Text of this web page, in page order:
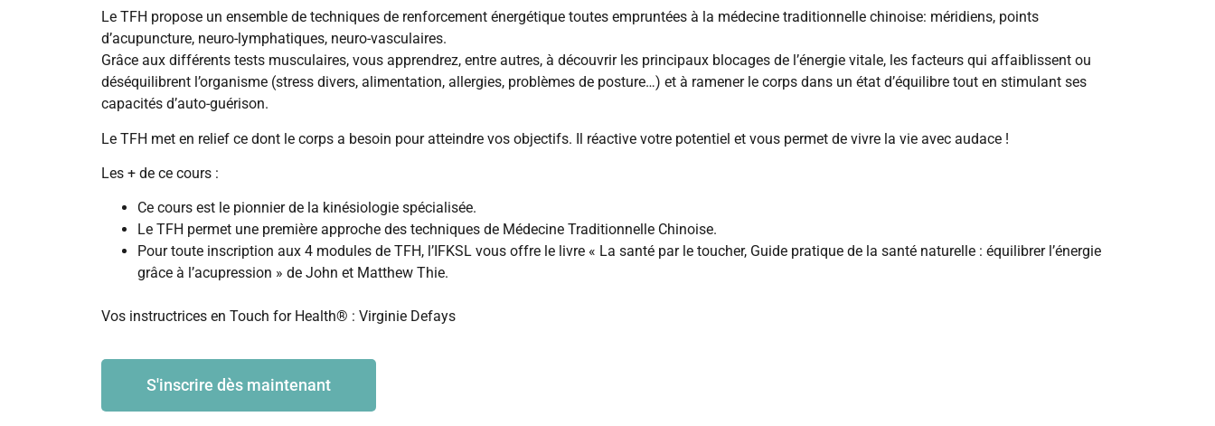
Le TFH propose un ensemble de techniques de renforcement énergétique toutes empruntées à la médecine traditionnelle chinoise: méridiens, points
d’acupuncture, neuro-lymphatiques, neuro-vasculaires.
Grâce aux différents tests musculaires, vous apprendrez, entre autres, à découvrir les principaux blocages de l’énergie vitale, les facteurs qui affaiblissent ou
déséquilibrent l’organisme (stress divers, alimentation, allergies, problèmes de posture…) et à ramener le corps dans un état d’équilibre tout en stimulant ses
capacités d’auto-guérison.
Le TFH met en relief ce dont le corps a besoin pour atteindre vos objectifs. Il réactive votre potentiel et vous permet de vivre la vie avec audace !
Les + de ce cours :
Ce cours est le pionnier de la kinésiologie spécialisée.
Le TFH permet une première approche des techniques de Médecine Traditionnelle Chinoise.
Pour toute inscription aux 4 modules de TFH, l’IFKSL vous offre le livre « La santé par le toucher, Guide pratique de la santé naturelle : équilibrer l’énergie
grâce à l’acupression » de John et Matthew Thie.
Vos instructrices en Touch for Health® : Virginie Defays
S'inscrire dès maintenant